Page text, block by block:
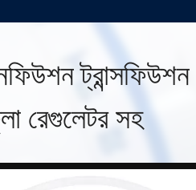
রেগুলেটর সহ